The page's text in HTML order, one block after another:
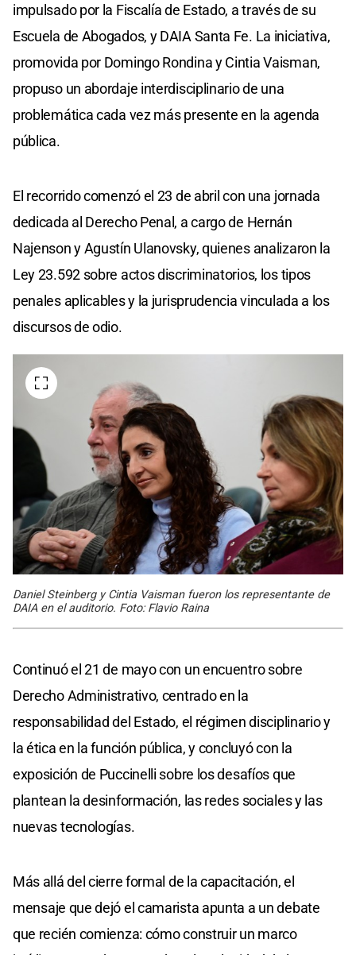
impulsado por la Fiscalía de Estado, a través de su
Escuela de Abogados, y DAIA Santa Fe. La iniciativa,
promovida por Domingo Rondina y Cintia Vaisman,
propuso un abordaje interdisciplinario de una
problemática cada vez más presente en la agenda
pública.
El recorrido comenzó el 23 de abril con una jornada
dedicada al Derecho Penal, a cargo de Hernán
Najenson y Agustín Ulanovsky, quienes analizaron la
Ley 23.592 sobre actos discriminatorios, los tipos
penales aplicables y la jurisprudencia vinculada a los
discursos de odio.
Daniel Steinberg y Cintia Vaisman fueron los representante de
DAIA en el auditorio. Foto: Flavio Raina
Continuó el 21 de mayo con un encuentro sobre
Derecho Administrativo, centrado en la
responsabilidad del Estado, el régimen disciplinario y
la ética en la función pública, y concluyó con la
exposición de Puccinelli sobre los desafíos que
plantean la desinformación, las redes sociales y las
nuevas tecnologías.
Más allá del cierre formal de la capacitación, el
mensaje que dejó el camarista apunta a un debate
que recién comienza: cómo construir un marco